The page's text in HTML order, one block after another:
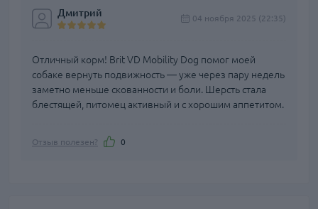
Дмитрий 04 ноября 2025 (22:35)
Отличный корм! Brit VD Mobility Dog помог моей
собаке вернуть подвижность — уже через пару недель
заметно меньше скованности и боли. Шерсть стала
блестящей, питомец активный и с хорошим аппетитом.
Отзыв полезен? 0